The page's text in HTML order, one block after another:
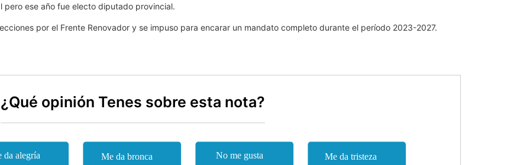
pero ese año fue electo diputado provincial.
por el Frente Renovador y se impuso para encarar un mandato completo durante el período 2023-2027.
¿Qué opinión Tenes sobre esta nota?